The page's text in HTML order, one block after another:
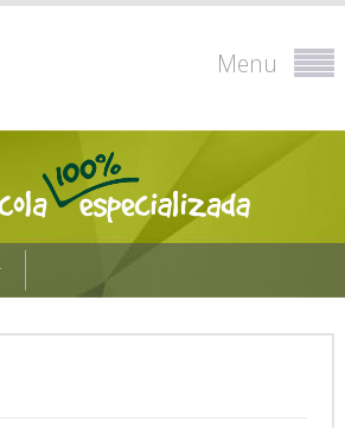
Menu